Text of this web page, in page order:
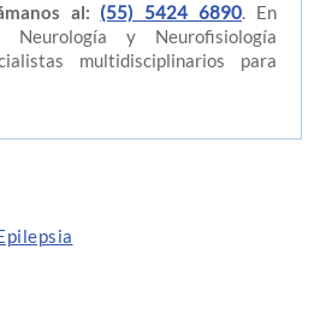
al: (55) 5424 6890. En
y Neurofisiología
multidisciplinarios para